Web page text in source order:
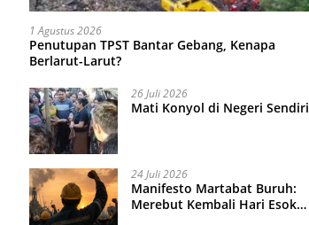
1 Agustus 2026
Penutupan TPST Bantar Gebang, Kenapa
Berlarut-Larut?
26 Juli 2026
Mati Konyol di Negeri Sendiri
24 Juli 2026
Manifesto Martabat Buruh:
Merebut Kembali Hari Esok